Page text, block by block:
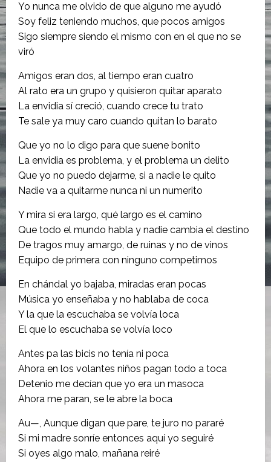
Yo nunca me olvido de que alguno me ayudó
Soy feliz teniendo muchos, que pocos amigos
Sigo siempre siendo el mismo con en el que no se
viró
Amigos eran dos, al tiempo eran cuatro
Al rato era un grupo y quisieron quitar aparato
La envidia sí creció, cuando crece tu trato
Te sale ya muy caro cuando quitan lo barato
Que yo no lo digo para que suene bonito
La envidia es problema, y el problema un delito
Que yo no puedo dejarme, si a nadie le quito
Nadie va a quitarme nunca ni un numerito
Y mira si era largo, qué largo es el camino
Que todo el mundo habla y nadie cambia el destino
De tragos muy amargo, de ruinas y no de vinos
Equipo de primera con ninguno competimos
En chándal yo bajaba, miradas eran pocas
Música yo enseñaba y no hablaba de coca
Y la que la escuchaba se volvía loca
El que lo escuchaba se volvía loco
Antes pa las bicis no tenía ni poca
Ahora en los volantes niños pagan todo a toca
Detenio me decían que yo era un masoca
Ahora me paran, se le abre la boca
Au—, Aunque digan que pare, te juro no pararé
Si mi madre sonríe entonces aquí yo seguiré
Si oyes algo malo, mañana reiré